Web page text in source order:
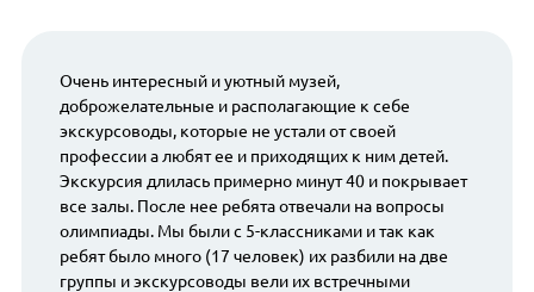
Очень интересный и уютный музей,
доброжелательные и располагающие к себе
экскурсоводы, которые не устали от своей
профессии а любят ее и приходящих к ним детей.
Экскурсия длилась примерно минут 40 и покрывает
все залы. После нее ребята отвечали на вопросы
олимпиады. Мы были с 5-классниками и так как
ребят было много (17 человек) их разбили на две
группы и экскурсоводы вели их встречными